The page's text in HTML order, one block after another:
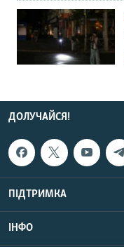
ДОЛУЧАЙСЯ!
ПІДТРИМКА
ІНФО